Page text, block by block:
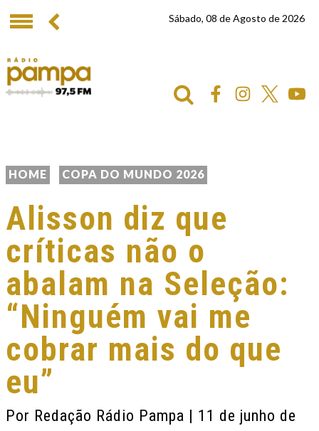
Sábado, 08 de Agosto de 2026
HOME COPA DO MUNDO 2026
Alisson diz que
críticas não o
abalam na Seleção:
“Ninguém vai me
cobrar mais do que
eu”
Por Redação Rádio Pampa | 11 de junho de